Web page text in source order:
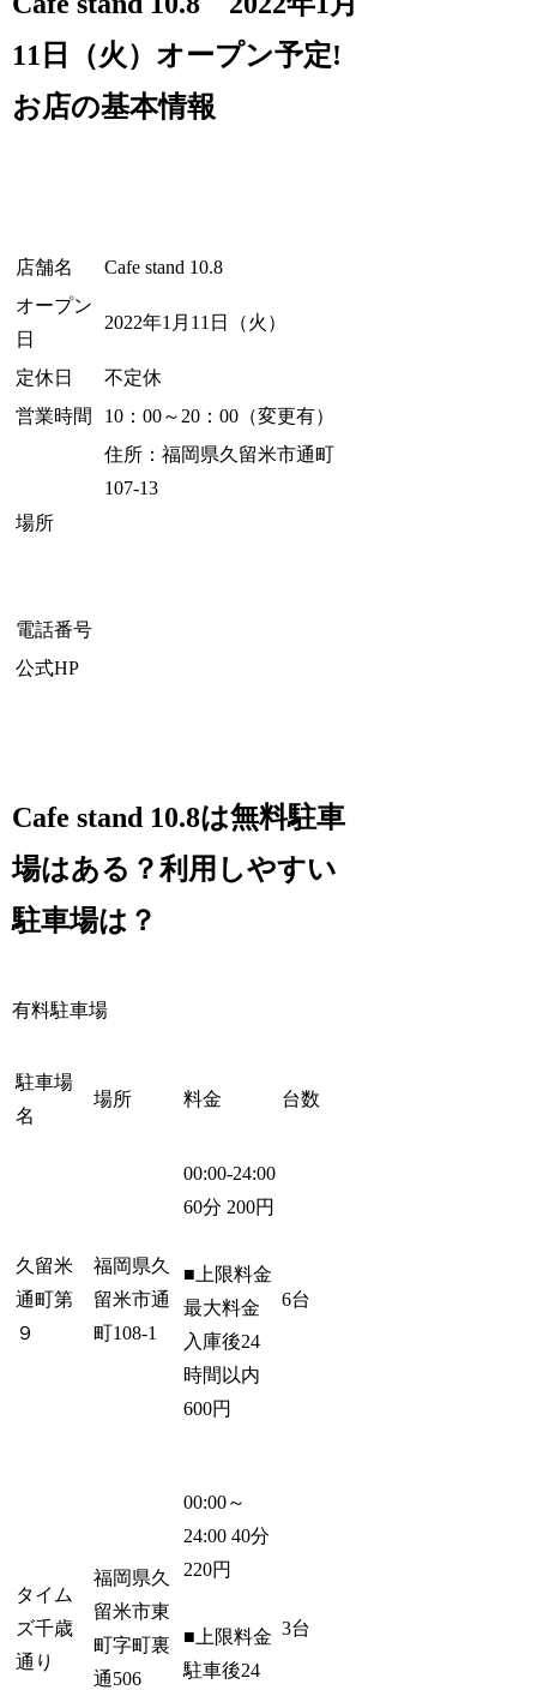
11日（火）オープン予定!
お店の基本情報
店舗名
Cafe stand 10.8
オープン
日
2022年1月11日（火）
定休日
不定休
営業時間
10：00～20：00（変更有）
場所
住所：福岡県久留米市通町
107-13
電話番号
公式HP
Cafe stand 10.8は無料駐車
場はある？利用しやすい
駐車場は？
有料駐車場
駐車場
名
場所 料金 台数
久留米
通町第
９
福岡県久
留米市通
町108-1
00:00-24:00
60分 200円
■上限料金
最大料金
入庫後24
時間以内
600円
6台
タイム
ズ千歳
通り
福岡県久
留米市東
町字町裏
通506
00:00～
24:00 40分
220円
■上限料金
駐車後24
3台